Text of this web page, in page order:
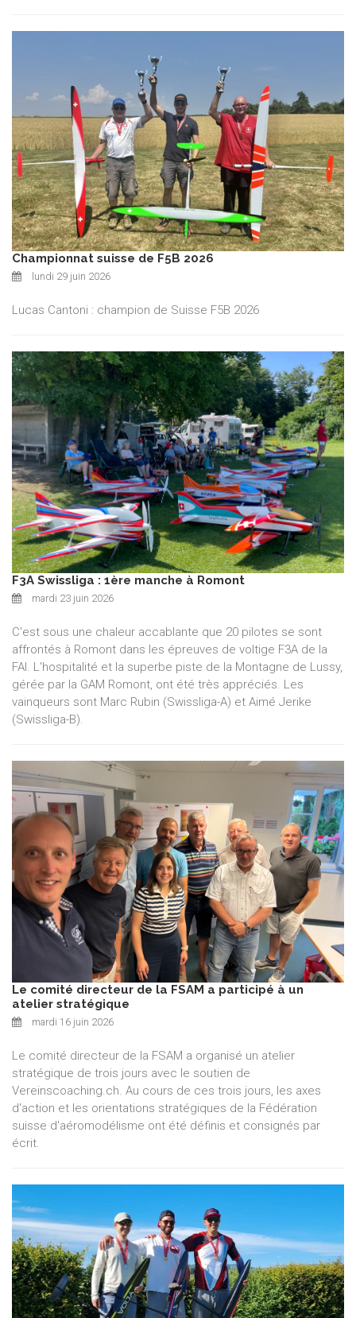
Championnat suisse de F5B 2026
lundi 29 juin 2026
Lucas Cantoni : champion de Suisse F5B 2026
F3A Swissliga : 1ère manche à Romont
mardi 23 juin 2026
C'est sous une chaleur accablante que 20 pilotes se sont
affrontés à Romont dans les épreuves de voltige F3A de la
FAI. L'hospitalité et la superbe piste de la Montagne de Lussy,
gérée par la GAM Romont, ont été très appréciés. Les
vainqueurs sont Marc Rubin (Swissliga-A) et Aimé Jerike
(Swissliga-B).
Le comité directeur de la FSAM a participé à un
atelier stratégique
mardi 16 juin 2026
Le comité directeur de la FSAM a organisé un atelier
stratégique de trois jours avec le soutien de
Vereinscoaching.ch. Au cours de ces trois jours, les axes
d'action et les orientations stratégiques de la Fédération
suisse d'aéromodélisme ont été définis et consignés par
écrit.